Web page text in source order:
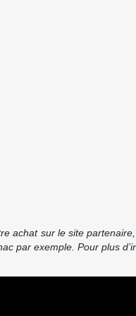
achat sur le site
par exemple. Pour plus